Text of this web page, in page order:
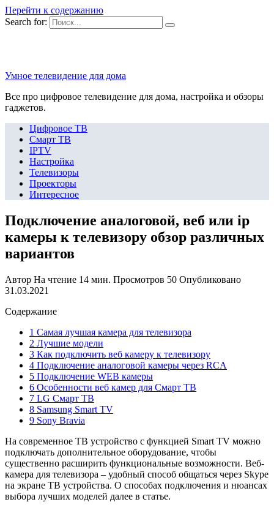
Перейти к содержанию
Search for:
Умное телевидение для дома
Все про цифровое телевидение для дома, настройка и обзоры
гаджетов.
Цифровое ТВ
Смарт ТВ
IPTV
Настройка
Телевизоры
Проекторы
Интересное
Подключение аналоговой, веб или ip
камеры к телевизору обзор различных
вариантов
Автор На чтение 14 мин. Просмотров 50 Опубликовано
31.03.2021
Содержание
1 Самая лучшая камера для телевизора
2 Лучшие модели
3 Как подключить веб камеру к телевизору
4 Подключение аналоговой камеры через RCA
5 Подключение WEB камеры
6 Особенности веб камер для Смарт ТВ
7 LG Смарт ТВ
8 Samsung Smart TV
9 Sony Bravia
На современное ТВ устройство с функцией Smart TV можно
подключать дополнительное оборудование, чтобы
существенно расширить функциональные возможности. Веб-
камера для телевизора – удобный способ общаться через Skype
на экране ТВ устройства. О способах подключения и нюансах
выбора лучших моделей далее в статье.